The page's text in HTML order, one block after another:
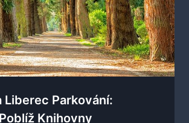
Liberec Parkování:
Knihovny